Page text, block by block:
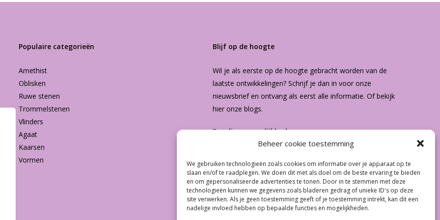
Beheer cookie toestemming
We gebruiken technologieën zoals cookies om informatie over je apparaat op te
slaan en/of te raadplegen. We doen dit met als doel om de beste ervaring te bieden
en om gepersonaliseerde advertenties te tonen. Door in te stemmen met deze
technologieën kunnen we gegevens zoals bladeren gedrag of unieke ID's op deze
site verwerken. Als je geen toestemming geeft of je toestemming intrekt, kan dit een
nadelige invloed hebben op bepaalde functies en mogelijkheden.
Subtotaal: €0.00
Bekijk Winkelwagen Afrekenen
Populaire categorieën
Amethist
Oblisken
Ruwe stenen
Trommelstenen
Vlinders
Agaat
Kaarsen
Vormen
Blijf op de hoogte
Wil je als eerste op de hoogte gebracht worden van de
laatste ontwikkelingen? Schrijf je dan in voor onze
nieuwsbriefen ontvang als eerst alle informatie. Of bekijk
hier onzeblogs.
Betalingsmogelijkheden